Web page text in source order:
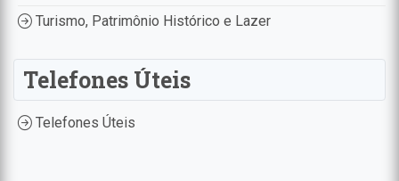
Turismo, Patrimônio Histórico e Lazer
Telefones Úteis
Telefones Úteis